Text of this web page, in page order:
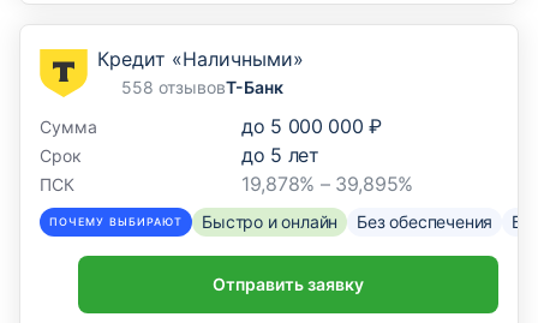
Кредит «Наличными»
558 отзывовТ-Банк
Сумма
до 5 000 000 ₽
Срок до 5 лет
ПСК 19,878% – 39,895%
ПОЧЕМУ ВЫБИРАЮТ Быстро и онлайн Без обеспечения
Отправить заявку